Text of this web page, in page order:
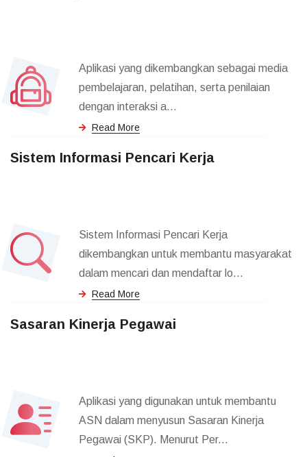
Aplikasi yang dikembangkan sebagai media
pembelajaran, pelatihan, serta penilaian
dengan interaksi a...
Read More
Sistem Informasi Pencari Kerja
Sistem Informasi Pencari Kerja
dikembangkan untuk membantu masyarakat
dalam mencari dan mendaftar lo...
Read More
Sasaran Kinerja Pegawai
Aplikasi yang digunakan untuk membantu
ASN dalam menyusun Sasaran Kinerja
Pegawai (SKP). Menurut Per...